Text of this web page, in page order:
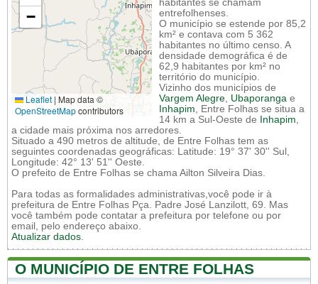
−
Leaflet | Map data ©
OpenStreetMapcontributors
habitantes se chamam
entrefolhenses.
O município se estende por 85,2
km² e contava com 5 362
habitantes no último censo. A
densidade demográfica é de
62,9 habitantes por km² no
território do município.
Vizinho dos municípios de
Vargem Alegre, Ubaporanga e
Inhapim, Entre Folhas se situa a
14 km a Sul-Oeste de
Inhapim,
a cidade mais próxima nos arredores.
Situado a 490 metros de altitude, de Entre Folhas tem as
seguintes coordenadas geográficas: Latitude: 19° 37' 30'' Sul,
Longitude: 42° 13' 51'' Oeste.
O prefeito de Entre Folhas se chama Ailton Silveira Dias.
Para todas as formalidades administrativas,você pode ir à
prefeitura de Entre Folhas Pça. Padre José Lanzilott, 69. Mas
você também pode contatar a prefeitura por telefone ou por
email, pelo endereço abaixo.
Atualizar dados.
O MUNICÍPIO DE ENTRE FOLHAS